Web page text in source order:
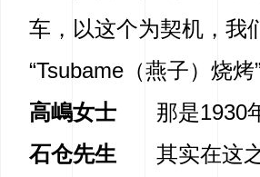
车，以这个为契机，我
“Tsubame（燕子）烧烤”
高嶋女士
那是1930
石仓先生
其实在这